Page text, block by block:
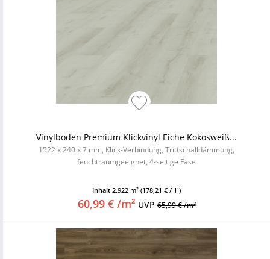
Vinylboden Premium Klickvinyl Eiche Kokosweiß...
1522 x 240 x 7 mm, Klick-Verbindung, Trittschalldämmung,
feuchtraumgeeignet, 4-seitige Fase
Inhalt 2.922 m² (178,21 € / 1 )
60,99 € /m² UVP65,99 € /m²